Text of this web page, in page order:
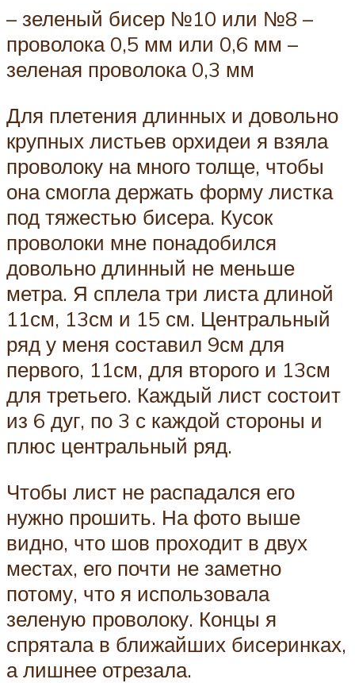
– зеленый бисер №10 или №8 –
проволока 0,5 мм или 0,6 мм –
зеленая проволока 0,3 мм
Для плетения длинных и довольно
крупных листьев орхидеи я взяла
проволоку на много толще, чтобы
она смогла держать форму листка
под тяжестью бисера. Кусок
проволоки мне понадобился
довольно длинный не меньше
метра. Я сплела три листа длиной
11см, 13см и 15 см. Центральный
ряд у меня составил 9см для
первого, 11см, для второго и 13см
для третьего. Каждый лист состоит
из 6 дуг, по 3 с каждой стороны и
плюс центральный ряд.
Чтобы лист не распадался его
нужно прошить. На фото выше
видно, что шов проходит в двух
местах, его почти не заметно
потому, что я использовала
зеленую проволоку. Концы я
спрятала в ближайших бисеринках,
а лишнее отрезала.